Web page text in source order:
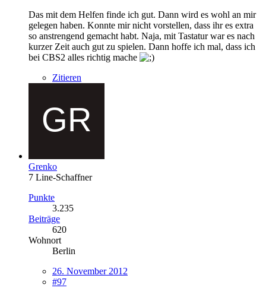
Das mit dem Helfen finde ich gut. Dann wird es wohl an mir
gelegen haben. Konnte mir nicht vorstellen, dass ihr es extra
so anstrengend gemacht habt. Naja, mit Tastatur war es nach
kurzer Zeit auch gut zu spielen. Dann hoffe ich mal, dass ich
bei CBS2 alles richtig mache
Zitieren
Grenko
7 Line-Schaffner
Punkte
3.235
Beiträge
620
Wohnort
Berlin
26. November 2012
#97